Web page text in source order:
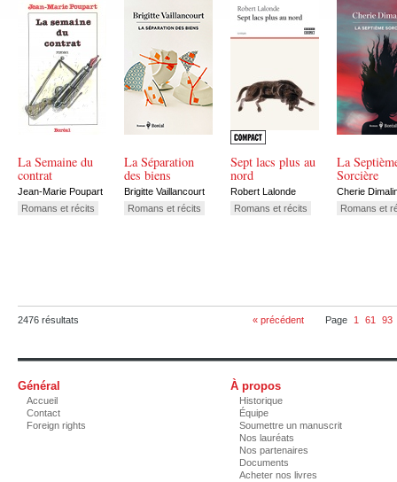
La Semaine du
contrat
Jean-Marie Poupart
Romans et récits
La Séparation
des biens
Brigitte Vaillancourt
Romans et récits
Sept lacs plus au
nord
Robert Lalonde
Romans et récits
La
Sorcière
Cherie
Romans et
2476 résultats « précédent Page 1 61 93
Général
Accueil
Contact
Foreign rights
À propos
Historique
Équipe
Soumettre un manuscrit
Nos lauréats
Nos partenaires
Documents
Acheter nos livres